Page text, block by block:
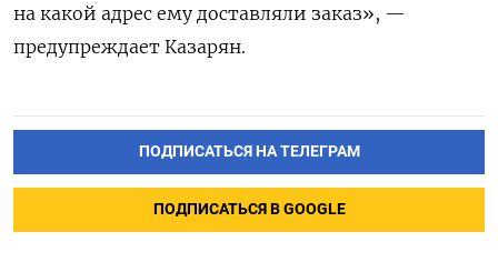
на какой адрес ему доставляли заказ», —
предупреждает Казарян.
ПОДПИСАТЬСЯ НА ТЕЛЕГРАМ
ПОДПИСАТЬСЯ В GOOGLE